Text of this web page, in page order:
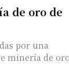
de oro de
por una
minería de